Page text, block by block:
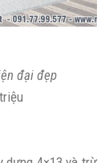
đại đẹp